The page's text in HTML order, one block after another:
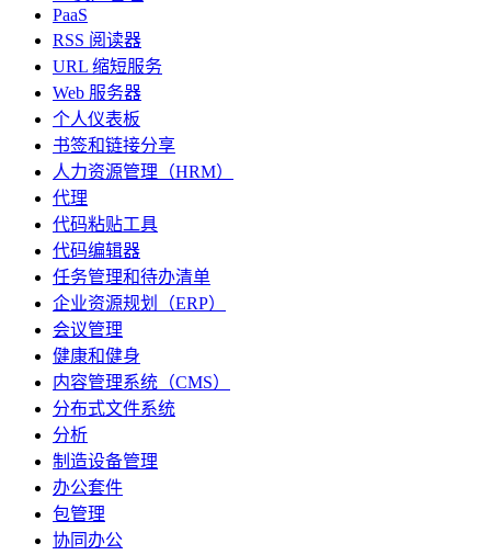
PaaS
RSS 阅读器
URL 缩短服务
Web 服务器
个人仪表板
书签和链接分享
人力资源管理（HRM）
代理
代码粘贴工具
代码编辑器
任务管理和待办清单
企业资源规划（ERP）
会议管理
健康和健身
内容管理系统（CMS）
分布式文件系统
分析
制造设备管理
办公套件
包管理
协同办公